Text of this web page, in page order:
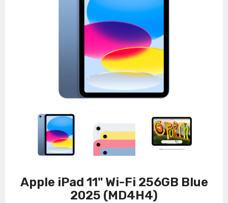
Apple iPad 11" Wi-Fi 256GB Blue
2025 (MD4H4)